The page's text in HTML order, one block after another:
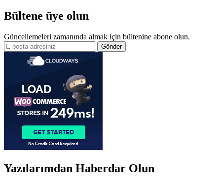
Bültene üye olun
Güncellemeleri zamanında almak için bültenine abone olun.
Yazılarımdan Haberdar Olun